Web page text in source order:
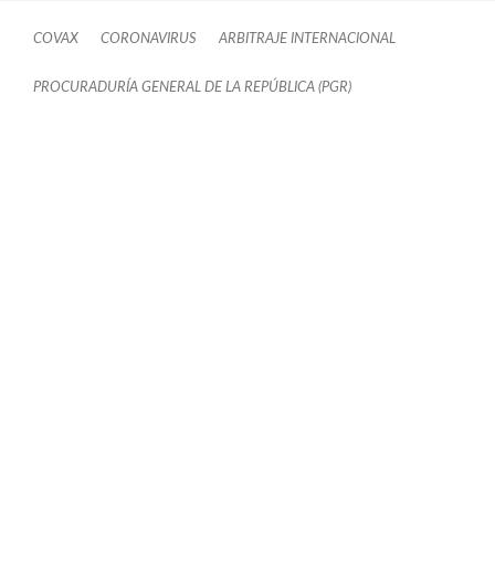
COVAX CORONAVIRUS ARBITRAJE INTERNACIONAL
PROCURADURÍA GENERAL DE LA REPÚBLICA (PGR)